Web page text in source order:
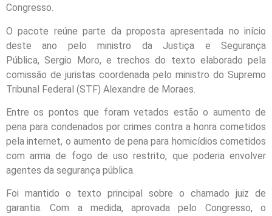
Congresso.
O pacote reúne parte da proposta apresentada no início
deste ano pelo ministro da Justiça e Segurança
Pública, Sergio Moro, e trechos do texto elaborado pela
comissão de juristas coordenada pelo ministro do Supremo
Tribunal Federal (STF) Alexandre de Moraes.
Entre os pontos que foram vetados estão o aumento de
pena para condenados por crimes contra a honra cometidos
pela internet, o aumento de pena para homicídios cometidos
com arma de fogo de uso restrito, que poderia envolver
agentes da segurança pública.
Foi mantido o texto principal sobre o chamado juiz de
garantia. Com a medida, aprovada pelo Congresso, o